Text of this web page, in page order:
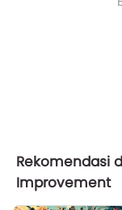
Rekomendasi
Improvement